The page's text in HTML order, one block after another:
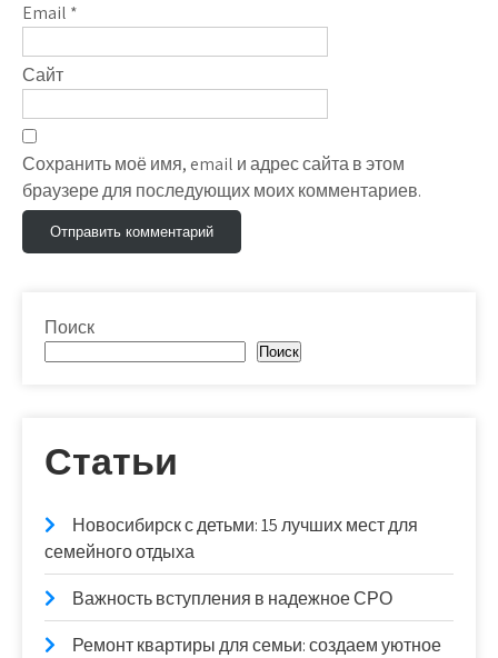
Email *
Сайт
Сохранить моё имя, email и адрес сайта в этом
браузере для последующих моих комментариев.
Поиск
Поиск
Статьи
Новосибирск с детьми: 15 лучших мест для
семейного отдыха
Важность вступления в надежное СРО
Ремонт квартиры для семьи: создаем уютное